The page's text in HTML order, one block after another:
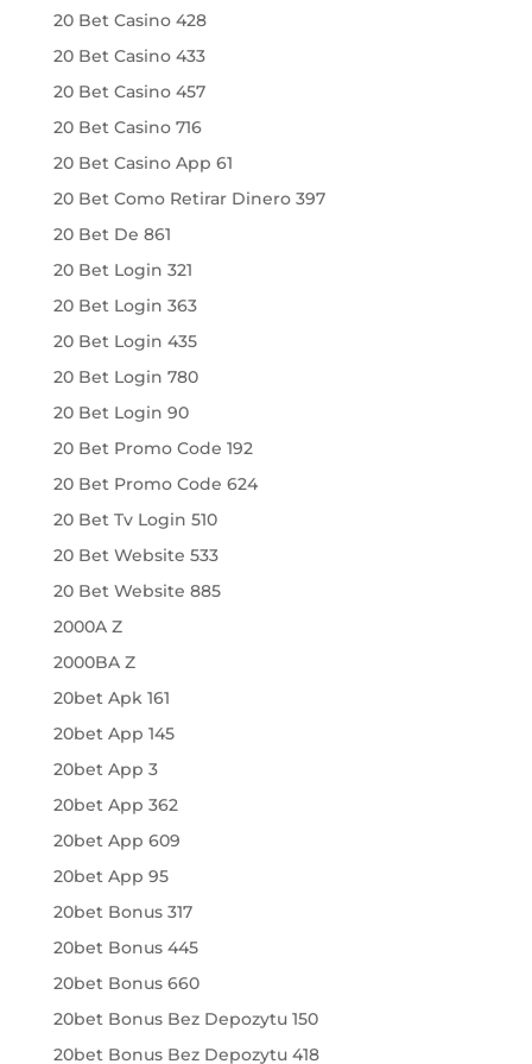
20 Bet Casino 428
20 Bet Casino 433
20 Bet Casino 457
20 Bet Casino 716
20 Bet Casino App 61
20 Bet Como Retirar Dinero 397
20 Bet De 861
20 Bet Login 321
20 Bet Login 363
20 Bet Login 435
20 Bet Login 780
20 Bet Login 90
20 Bet Promo Code 192
20 Bet Promo Code 624
20 Bet Tv Login 510
20 Bet Website 533
20 Bet Website 885
2000A Z
2000BA Z
20bet Apk 161
20bet App 145
20bet App 3
20bet App 362
20bet App 609
20bet App 95
20bet Bonus 317
20bet Bonus 445
20bet Bonus 660
20bet Bonus Bez Depozytu 150
20bet Bonus Bez Depozytu 418